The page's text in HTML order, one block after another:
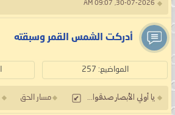
30-07-2026, 09:07 AM
أدركت الشمس القمر وسبقته
المواضيع: 257
يا أولي الأبصار صدقوا... مسار الحق